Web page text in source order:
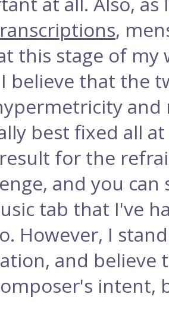
,
this stage of
believe that the
best fixed all
for the
and you
tab that I've
However, I
and believe
intent,